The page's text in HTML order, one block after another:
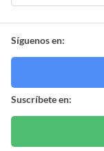
Síguenos en:
Suscríbete en: